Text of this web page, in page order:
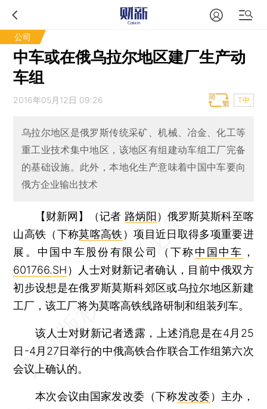
公司
中车或在俄乌拉尔地区建厂生产动
车组
2016年05月12日 09:26 T中
乌拉尔地区是俄罗斯传统采矿、机械、冶金、化工等
重工业技术集中地区，该地区有组建动车组工厂完备
的基础设施。此外，本地化生产意味着中国中车要向
俄方企业输出技术
【财新网】（记者 路炳阳 ） 俄罗斯莫斯科至喀
山高铁（下称莫喀高铁）项目近日取得多项重要进
展。中国中车股份有限公司（下称中国中车 ，
601766.SH ）人士对财新记者确认，目前中俄双方
初步设想是在俄罗斯莫斯科郊区或乌拉尔地区新建
工厂，该工厂将为莫喀高铁线路研制和组装列车。
该人士对财新记者透露，上述消息是在4月25
日-4月27日举行的中俄高铁合作联合工作组第六次
会议上确认的。
本次会议由国家发改委（下称发改委）主办，